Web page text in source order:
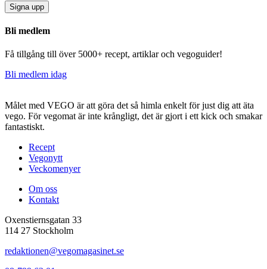
Signa upp
Bli medlem
Få tillgång till över 5000+ recept, artiklar och vegoguider!
Bli medlem idag
Målet med VEGO är att göra det så himla enkelt för just dig att äta
vego. För vegomat är inte krångligt, det är gjort i ett kick och smakar
fantastiskt.
Recept
Vegonytt
Veckomenyer
Om oss
Kontakt
Oxenstiernsgatan 33
114 27 Stockholm
redaktionen@vegomagasinet.se